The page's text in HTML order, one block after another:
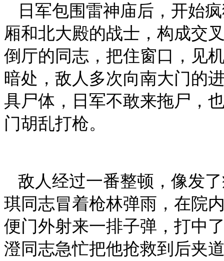
日军包围雷神庙后，开始
厢和北大殿的战士，构成交
倒厅的同志，把住窗口，见
暗处，敌人多次向南大门的
具尸体，日军不敢来拖尸，
门胡乱打枪。
敌人经过一番整顿，像发
琪同志冒着枪林弹雨，在院
便门外射来一排子弹，打中
澄同志急忙把他抢救到后夹